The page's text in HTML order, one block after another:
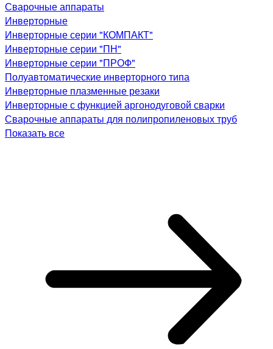
Сварочные аппараты
Инверторные
Инверторные серии "КОМПАКТ"
Инверторные серии "ПН"
Инверторные серии "ПРОФ"
Полуавтоматические инверторного типа
Инверторные плазменные резаки
Инверторные с функцией аргонодуговой сварки
Сварочные аппараты для полипропиленовых труб
Показать все